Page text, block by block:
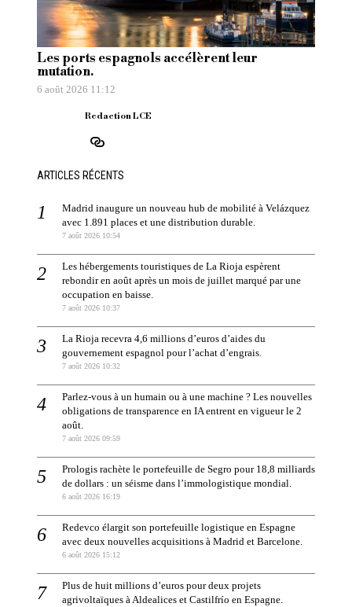
Les ports espagnols accélèrent leur
mutation.
6 août 2026 11:12
Redaction LCE
ARTICLES RÉCENTS
Madrid inaugure un nouveau hub de mobilité à Velázquez
avec 1.891 places et une distribution durable.
7 août 2026 10:54
Les hébergements touristiques de La Rioja espèrent
rebondir en août après un mois de juillet marqué par une
occupation en baisse.
7 août 2026 10:37
La Rioja recevra 4,6 millions d’euros d’aides du
gouvernement espagnol pour l’achat d’engrais.
7 août 2026 10:32
Parlez-vous à un humain ou à une machine ? Les nouvelles
obligations de transparence en IA entrent en vigueur le 2
août.
7 août 2026 09:59
Prologis rachète le portefeuille de Segro pour 18,8 milliards
de dollars : un séisme dans l’immologistique mondial.
6 août 2026 16:19
Redevco élargit son portefeuille logistique en Espagne
avec deux nouvelles acquisitions à Madrid et Barcelone.
6 août 2026 15:12
Plus de huit millions d’euros pour deux projets
agrivoltaïques à Aldealices et Castilfrío en Espagne.